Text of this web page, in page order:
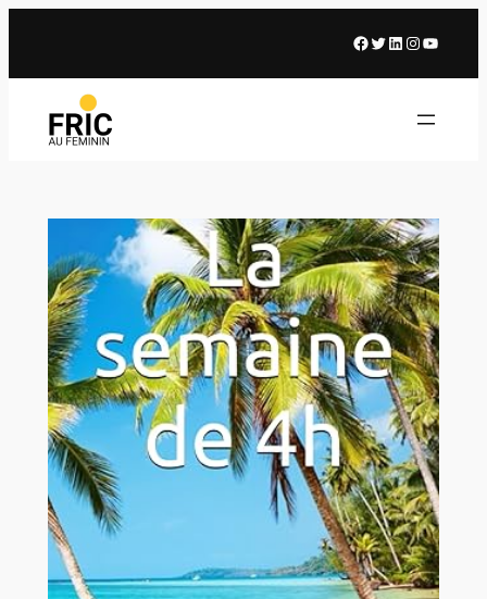
Facebook
X LinkedIn
Instagram